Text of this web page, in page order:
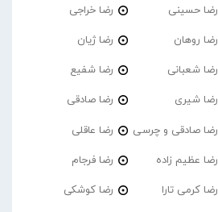
رضا حسینی رضا خراجی
رضا روهان رضا ژیان
رضا شعبانی رضا شفیع
رضا شیری رضا صادقی
رضا صادقی و چرسی رضا عاقلی
رضا عظیم زاده رضا فرجام
رضا کرمی تارا رضا کوشکی